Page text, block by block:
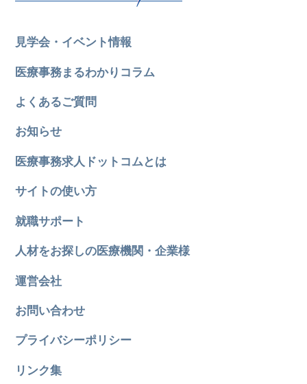
見学会・イベント情報
医療事務まるわかりコラム
よくあるご質問
お知らせ
医療事務求人ドットコムとは
サイトの使い方
就職サポート
人材をお探しの医療機関・企業様
運営会社
お問い合わせ
プライバシーポリシー
リンク集